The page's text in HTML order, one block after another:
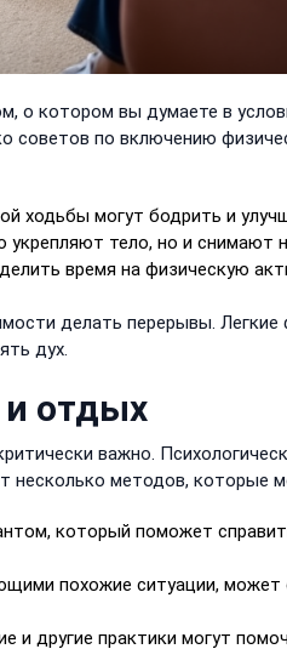
о котором вы думаете в
советов по включению
ходьбы могут бодрить и
укрепляют тело, но и снимают
время на физическую
делать перерывы. Легкие
дух.
и отдых
важно.
несколько методов, которые
который поможет
похожие ситуации, может
и другие практики могут